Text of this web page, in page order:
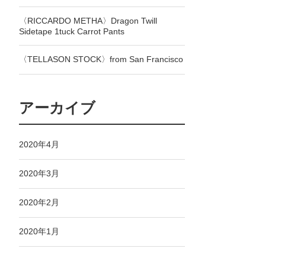
〈RICCARDO METHA〉Dragon Twill
Sidetape 1tuck Carrot Pants
〈TELLASON STOCK〉from San Francisco
アーカイブ
2020年4月
2020年3月
2020年2月
2020年1月